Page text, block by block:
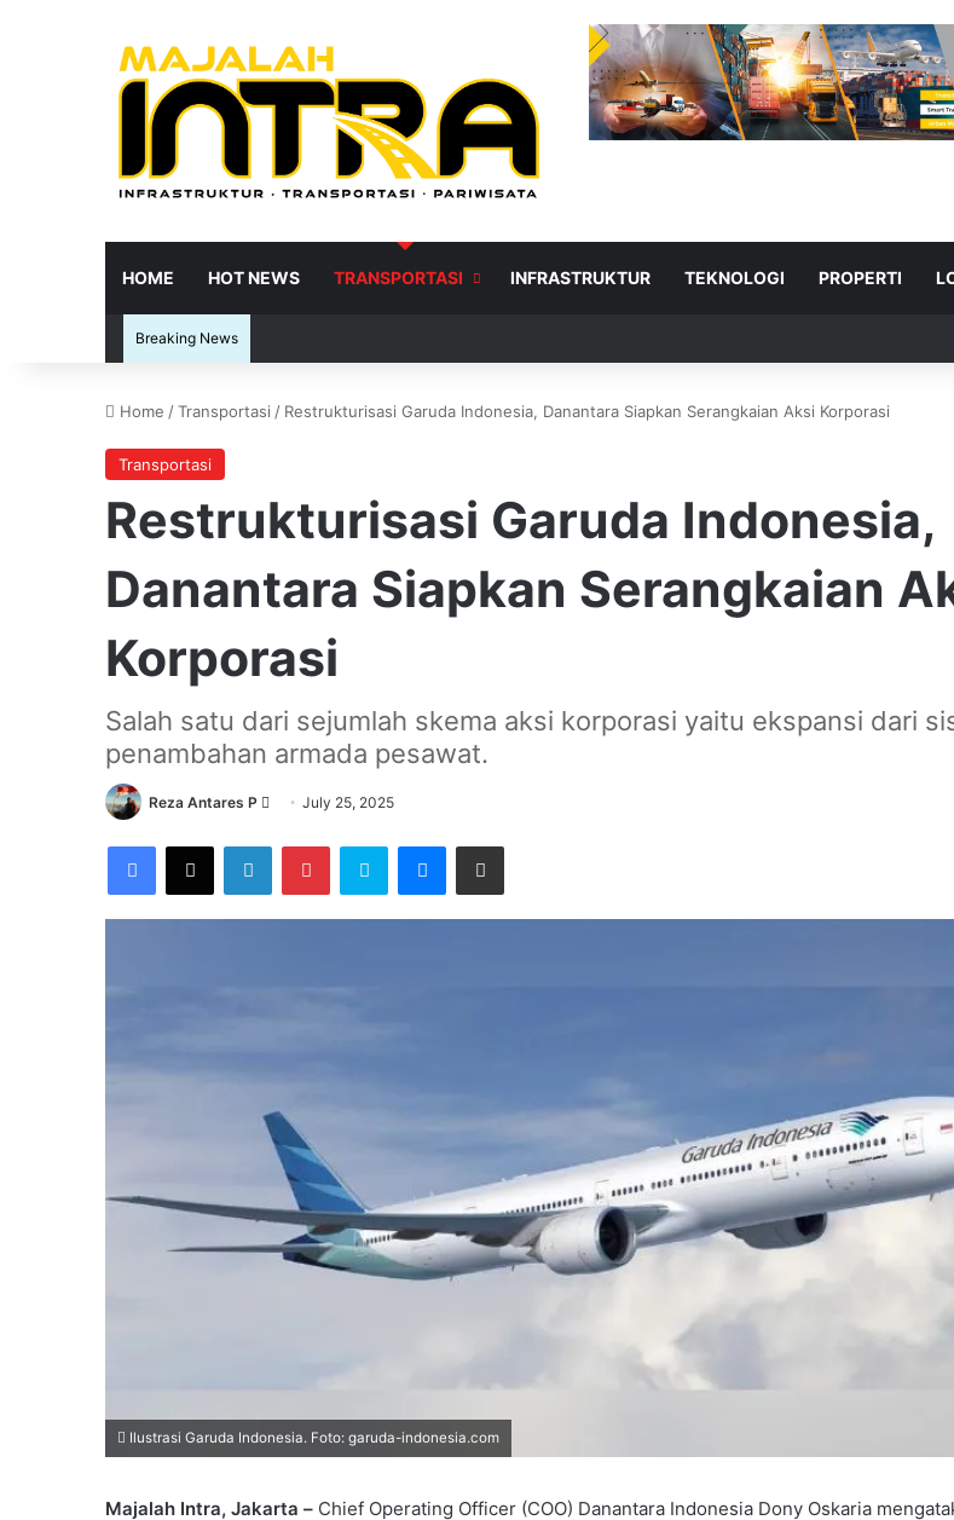
HOME HOT NEWS TRANSPORTASI INFRASTRUKTUR TEKNOLOGI PROPERTI
Breaking News
Home /Transportasi / Restrukturisasi Garuda Indonesia, Danantara Siapkan Serangkaian Aksi Korporasi
Transportasi
Restrukturisasi Garuda Indonesia,
Danantara Siapkan Serangkaian
Korporasi
Salah satu dari sejumlah skema aksi korporasi yaitu ekspansi dari
penambahan armada pesawat.
Reza Antares P
Send
email
July 25, 2025
Facebook
X LinkedInPinterestSkype Messenger
Share via Email
Ilustrasi Garuda Indonesia. Foto: garuda-indonesia.com
Majalah Intra, Jakarta – Chief Operating Officer (COO) Danantara Indonesia Dony Oskaria